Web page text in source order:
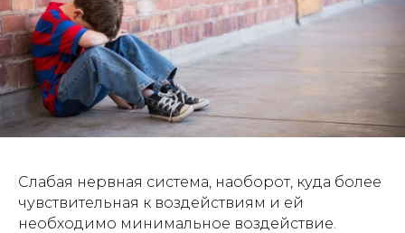
Слабая нервная система, наоборот, куда более
чувствительная к воздействиям и ей
необходимо минимальное воздействие.